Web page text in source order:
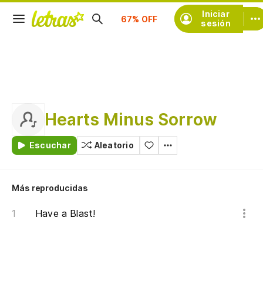
Iniciar
sesión
Suscríbete
Hearts Minus Sorrow
Escuchar Aleatorio
Más reproducidas
Have a Blast!